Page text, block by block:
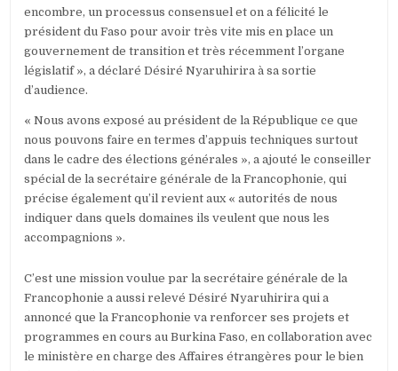
encombre, un processus consensuel et on a félicité le
président du Faso pour avoir très vite mis en place un
gouvernement de transition et très récemment l’organe
législatif », a déclaré Désiré Nyaruhirira à sa sortie
d’audience.
« Nous avons exposé au président de la République ce que
nous pouvons faire en termes d’appuis techniques surtout
dans le cadre des élections générales », a ajouté le conseiller
spécial de la secrétaire générale de la Francophonie, qui
précise également qu’il revient aux « autorités de nous
indiquer dans quels domaines ils veulent que nous les
accompagnions ».
C’est une mission voulue par la secrétaire générale de la
Francophonie a aussi relevé Désiré Nyaruhirira qui a
annoncé que la Francophonie va renforcer ses projets et
programmes en cours au Burkina Faso, en collaboration avec
le ministère en charge des Affaires étrangères pour le bien